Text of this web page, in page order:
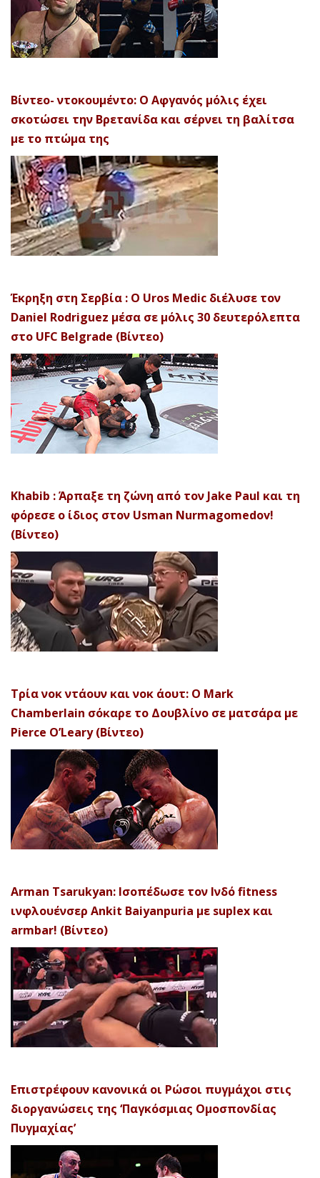
Βίντεο- ντοκουμέντο: Ο Αφγανός μόλις έχει
σκοτώσει την Βρετανίδα και σέρνει τη βαλίτσα
με το πτώμα της
Έκρηξη στη Σερβία : Ο Uros Medic διέλυσε τον
Daniel Rodriguez μέσα σε μόλις 30 δευτερόλεπτα
στο UFC Belgrade (Βίντεο)
Khabib : Άρπαξε τη ζώνη από τον Jake Paul και τη
φόρεσε ο ίδιος στον Usman Nurmagomedov!
(Βίντεο)
Τρία νοκ ντάουν και νοκ άουτ: Ο Mark
Chamberlain σόκαρε το Δουβλίνο σε ματσάρα με
Pierce O’Leary (Βίντεο)
Arman Tsarukyan: Ισοπέδωσε τον Ινδό fitness
ινφλουένσερ Ankit Baiyanpuria με suplex και
armbar! (Βίντεο)
Επιστρέφουν κανονικά οι Ρώσοι πυγμάχοι στις
διοργανώσεις της ‘Παγκόσμιας Ομοσπονδίας
Πυγμαχίας’